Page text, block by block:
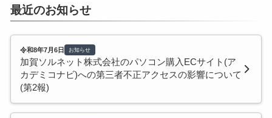
最近のお知らせ
令和8年7月6日 お知らせ
加賀ソルネット株式会社のパソコン購入ECサイト(ア
カデミコナビ)への第三者不正アクセスの影響について
(第2報)